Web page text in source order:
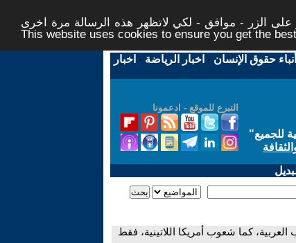
الزر - موافق - لكي لاتظهر هذه الرسالة مرة اخرى -
This website uses cookies to ensure you get the
حقوق الإنسان - اخبار الرياضة - اخبار
التبرع للموقع - ادعمونا
للجميع"
كما شعوب أمريكا اللاتينية، فقط